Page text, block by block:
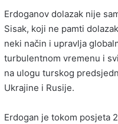
Erdoganov dolazak nije
Sisak, koji ne pamti
neki način i upravlja
turbulentnom vremenu i
na ulogu turskog
Ukrajine i Rusije.
Erdogan je tokom posjeta